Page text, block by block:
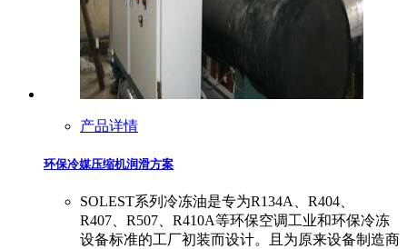
产品详情
环保冷媒压缩机润滑方案
SOLEST系列冷冻油是专为R134A、R404、
R407、R507、R410A等环保空调工业和环保冷冻
设备标准的工厂初装而设计。且为原来设备制造商